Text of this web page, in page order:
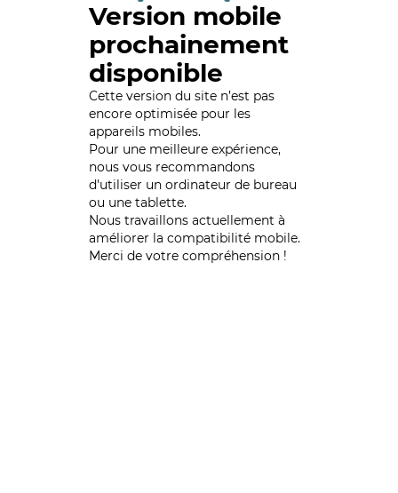
Version mobile
prochainement
disponible
Cette version du site n’est pas
encore optimisée pour les
appareils mobiles.
Pour une meilleure expérience,
nous vous recommandons
d'utiliser un ordinateur de bureau
ou une tablette.
Nous travaillons actuellement à
améliorer la compatibilité mobile.
Merci de votre compréhension !